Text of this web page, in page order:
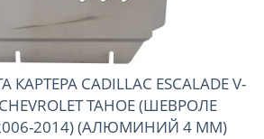
CADILLAC ESCALADE V-
TAHOE (ШЕВРОЛЕ
2014) (АЛЮМИНИЙ 4 ММ)